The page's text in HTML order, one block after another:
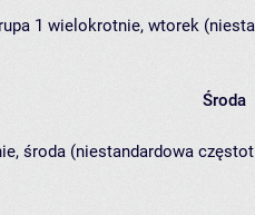
1 wielokrotnie, wtorek
Środa
środa (niestandardowa